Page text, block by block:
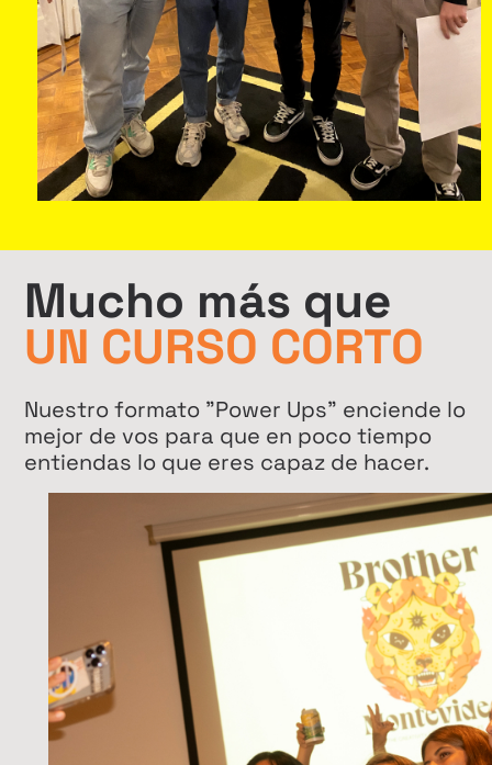
Mucho más que
UN CURSO CORTO
Nuestro formato "Power Ups” enciende lo
mejor de vos para que en poco tiempo
entiendas lo que eres capaz de hacer.